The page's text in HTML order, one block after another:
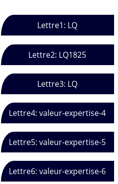
Lettre1: LQ
Lettre2: LQ1825
Lettre3: LQ
Lettre4: valeur-expertise-4
Lettre5: valeur-expertise-5
Lettre6: valeur-expertise-6